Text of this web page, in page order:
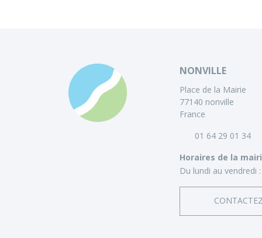
NONVILLE
Place de la Mairie
77140 nonville
France
01 64 29 01 34
Horaires de la
Du lundi au vendredi :